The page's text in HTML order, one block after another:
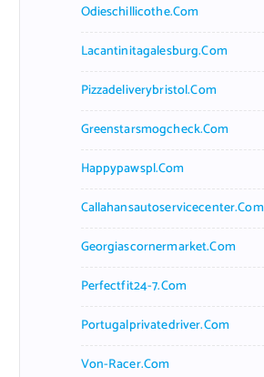
Odieschillicothe.com
Lacantinitagalesburg.com
Pizzadeliverybristol.com
Greenstarsmogcheck.com
Happypawspl.com
Callahansautoservicecenter.com
Georgiascornermarket.com
Perfectfit24-7.com
Portugalprivatedriver.com
Von-Racer.com